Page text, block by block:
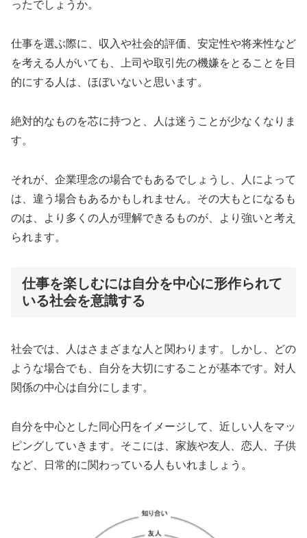
ったでしょうか。
仕事を選ぶ際に、収入や社会的評価、安定性や将来性など
を考える人がいても、上司や取引先の機嫌をとることを目
的にする人は、ほぼいないと思います。
絶対的なものを芯に持つと、人は迷うことが少なくなりま
す。
それが、企業理念の場合でもあるでしょうし、人によって
は、違う場合もあるかもしれません。その大もとになるも
のは、より多くの人が理解できるものが、より強いと考え
られます。
仕事を楽しむには自分を中心に形作られて
いる社会を意識する
社会では、人はさまざまな人と関わります。しかし、どの
ような場合でも、自分を大切にすることが基本です。対人
関係の中心は自分にします。
自分を中心とした同心円をイメージして、近しい人をマッ
ピングしていきます。そこには、家族や友人、恋人、子供
など、日常的に関わっている人もいれましょう。